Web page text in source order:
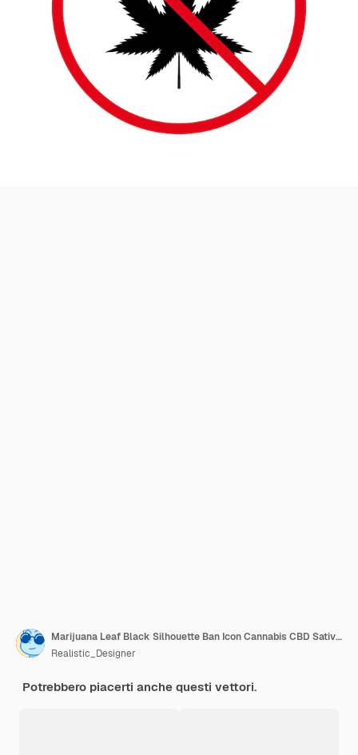
Marijuana Leaf Black Silhouette Ban Icon Cannabis CBD Sativa Forbidden Pittogram Weed Hemp THC Stop
Realistic_Designer
Potrebbero piacerti anche questi vettori.